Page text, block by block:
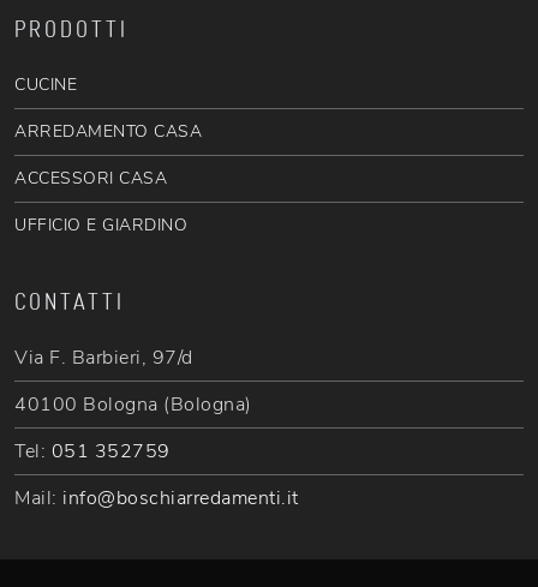
PRODOTTI
CUCINE
ARREDAMENTO CASA
ACCESSORI CASA
UFFICIO E GIARDINO
CONTATTI
Via F. Barbieri, 97/d
40100 Bologna (Bologna)
Tel: 051 352759
Mail: info@boschiarredamenti.it